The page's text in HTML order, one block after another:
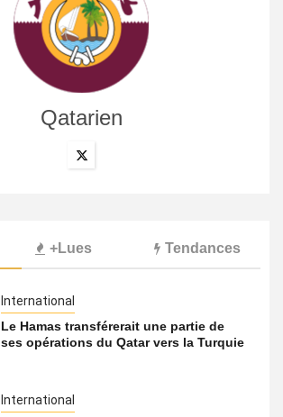
Qatarien
+Lues Tendances
International
Le Hamas transférerait une partie de
ses opérations du Qatar vers la Turquie
International